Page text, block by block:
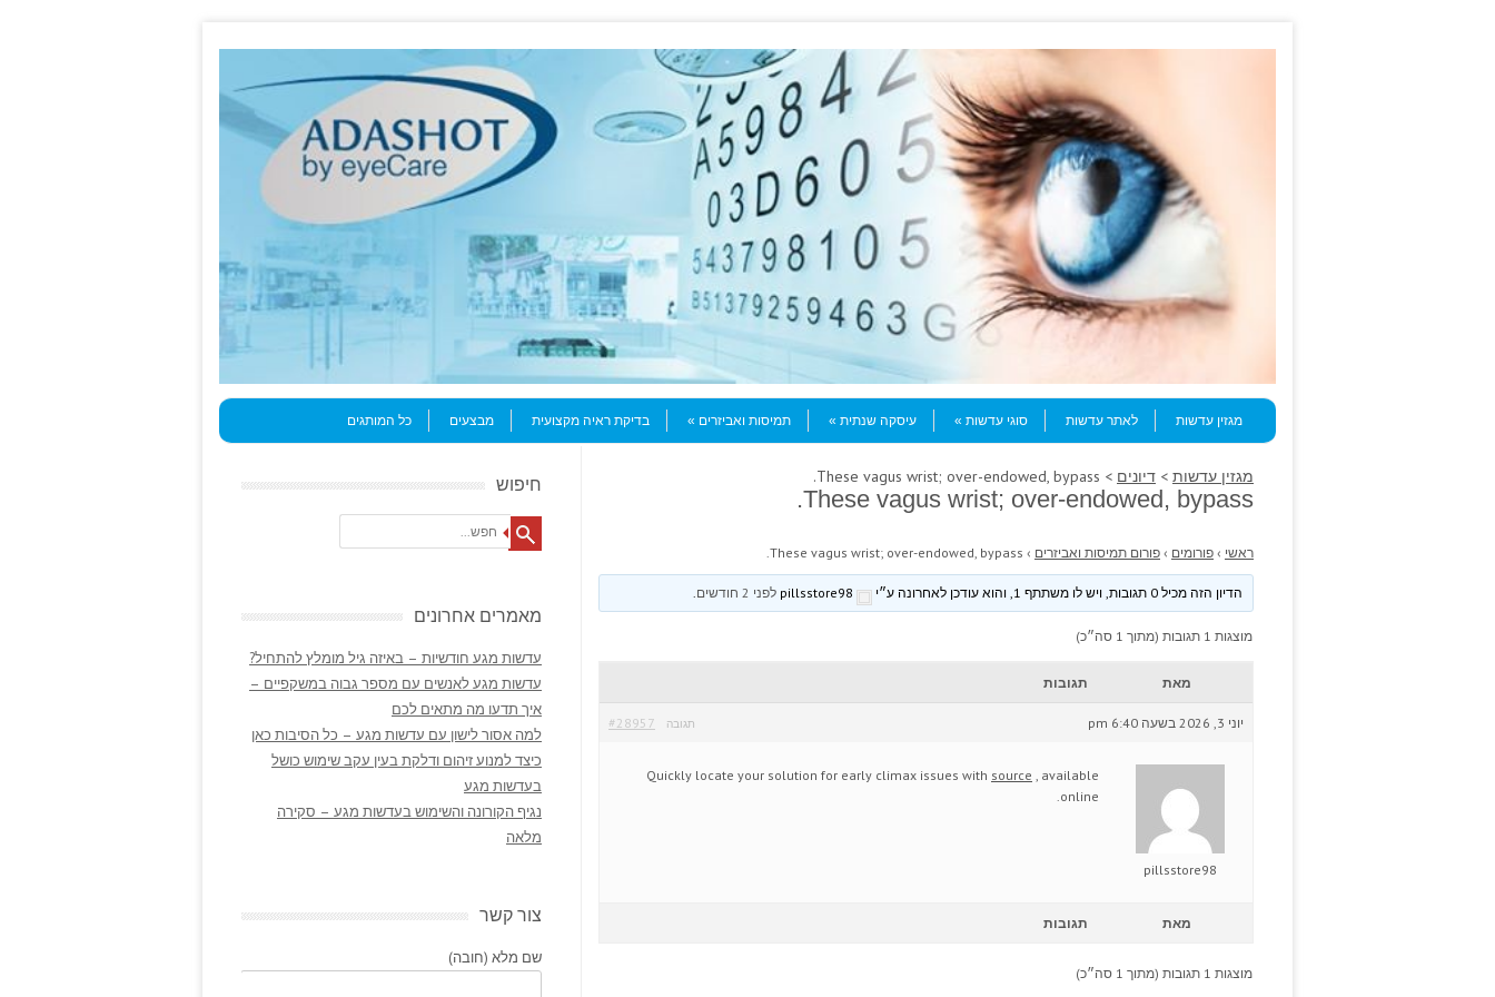
Menu
Skip to content
מגזין עדשות
לאתר עדשות סוגי עדשות עיסקה שנתית תמיסות ואביזרים בדיקת ראיה מקצועית מבצעים כל המותגים
מגזין עדשות > דיונים > These vagus wrist; over-endowed, bypass.
These vagus wrist; over-endowed, bypass.
ראשי › פורומים › פורום תמיסות ואביזרים ›
These vagus wrist; over-endowed, bypass.
הדיון הזה מכיל 0 תגובות, ויש לו משתתף 1, והוא עודכן לאחרונה ע״י לפני 2 חודשים
מוצגות 1 תגובות (מתוך 1 סה״כ)
מאת תגובות
יוני 3, 2026 בשעה 6:40 pm #28957 תגובה
pillsstore98
Quickly locate your solution for early climax issues with source , available
online.
מאת תגובות
מוצגות 1 תגובות (מתוך 1 סה״כ)
חיפוש
Search
מאמרים אחרונים
עדשות מגע חודשיות – באיזה גיל מומלץ להתחיל?
עדשות מגע לאנשים עם מספר גבוה במשקפיים –
איך תדעו מה מתאים לכם
למה אסור לישון עם עדשות מגע – כל הסיבות כאן
כיצד למנוע זיהום ודלקת בעין עקב שימוש כושל
בעדשות מגע
נגיף הקורונה והשימוש בעדשות מגע – סקירה
מלאה
צור קשר
שם מלא (חובה)